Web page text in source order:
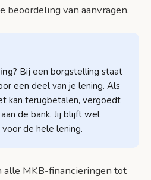
beoordeling van aanvragen.
Bij een borgstelling staat
een deel van je lening. Als
kan terugbetalen, vergoedt
de bank. Jij blijft wel
de hele lening.
alle MKB-financieringen tot